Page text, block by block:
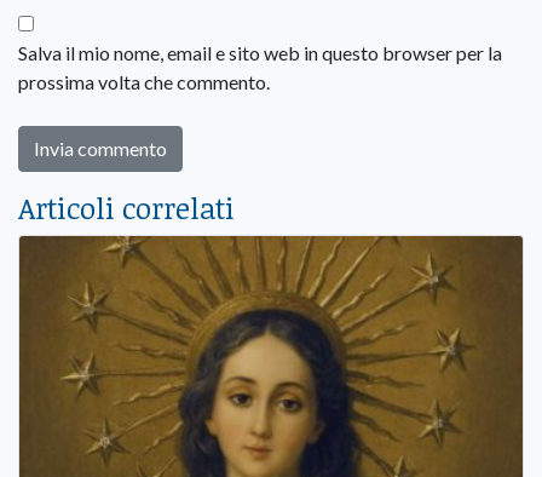
Salva il mio nome, email e sito web in questo browser per la
prossima volta che commento.
Articoli correlati